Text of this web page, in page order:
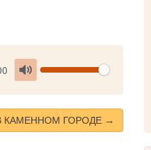
Toggle
Volume
КАМЕННОМ ГОРОДЕ →